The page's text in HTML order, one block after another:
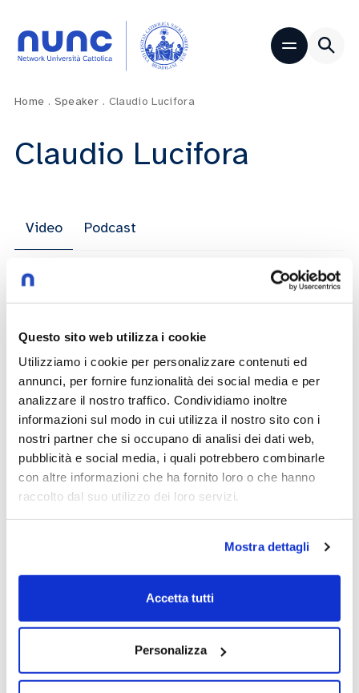
Questo sito web utilizza i cookie
Utilizziamo i cookie per personalizzare contenuti ed
annunci, per fornire funzionalità dei social media e per
analizzare il nostro traffico. Condividiamo inoltre
informazioni sul modo in cui utilizza il nostro sito con i
nostri partner che si occupano di analisi dei dati web,
pubblicità e social media, i quali potrebbero combinarle
con altre informazioni che ha fornito loro o che hanno
raccolto dal suo utilizzo dei loro servizi.
Mostra dettagli
Accetta tutti
Personalizza
Home . Speaker . Claudio Lucifora
Claudio Lucifora
Video Podcast
L’intervista a Claudio Lucifora
08/11/2025